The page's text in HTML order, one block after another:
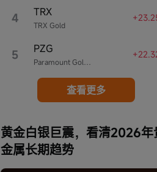
4 TRX Gold
TRX
5 PZG
查看更多
黄金白银巨震，看清2026年
金属长期趋势